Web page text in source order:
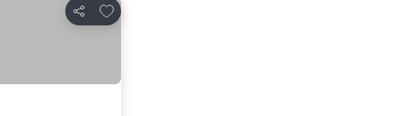
Partilhar
Adicionar aos favoritos